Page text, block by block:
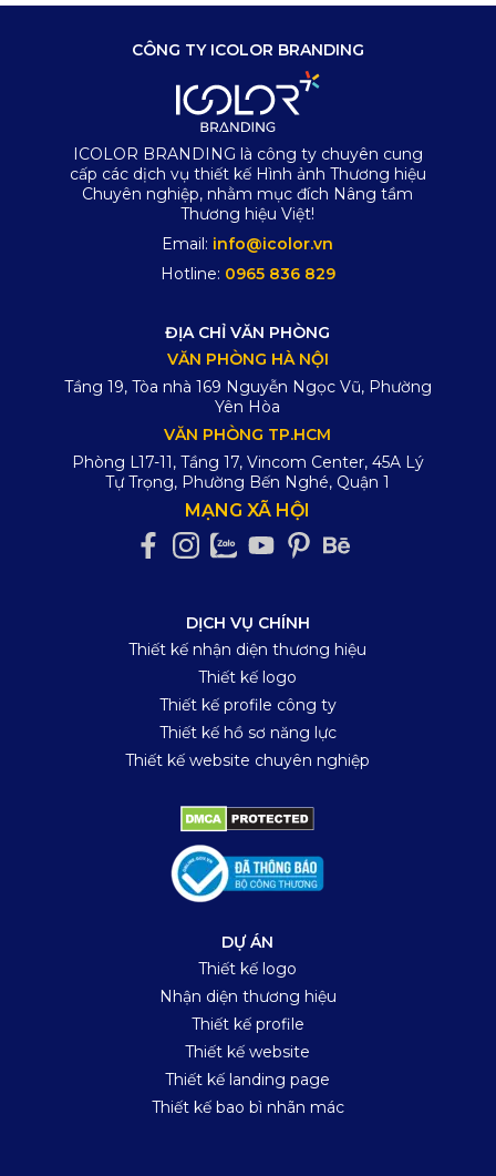
CÔNG TY ICOLOR BRANDING
ICOLOR BRANDING là công ty chuyên cung
cấp các dịch vụ thiết kế Hình ảnh Thương hiệu
Chuyên nghiệp, nhằm mục đích Nâng tầm
Thương hiệu Việt!
Email: info@icolor.vn
Hotline: 0965 836 829
ĐỊA CHỈ VĂN PHÒNG
VĂN PHÒNG HÀ NỘI
Tầng 19, Tòa nhà 169 Nguyễn Ngọc Vũ, Phường
Yên Hòa
VĂN PHÒNG TP.HCM
Phòng L17-11, Tầng 17, Vincom Center, 45A Lý
Tự Trọng, Phường Bến Nghé, Quận 1
MẠNG XÃ HỘI
DỊCH VỤ CHÍNH
Thiết kế nhận diện thương hiệu
Thiết kế logo
Thiết kế profile công ty
Thiết kế hồ sơ năng lực
Thiết kế website chuyên nghiệp
DỰ ÁN
Thiết kế logo
Nhận diện thương hiệu
Thiết kế profile
Thiết kế website
Thiết kế landing page
Thiết kế bao bì nhãn mác